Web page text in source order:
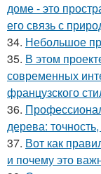
доме - это
его связь с
34. Небольшое
35. В этом
современных
французского
36.
дерева:
37. Вот как
и почему это